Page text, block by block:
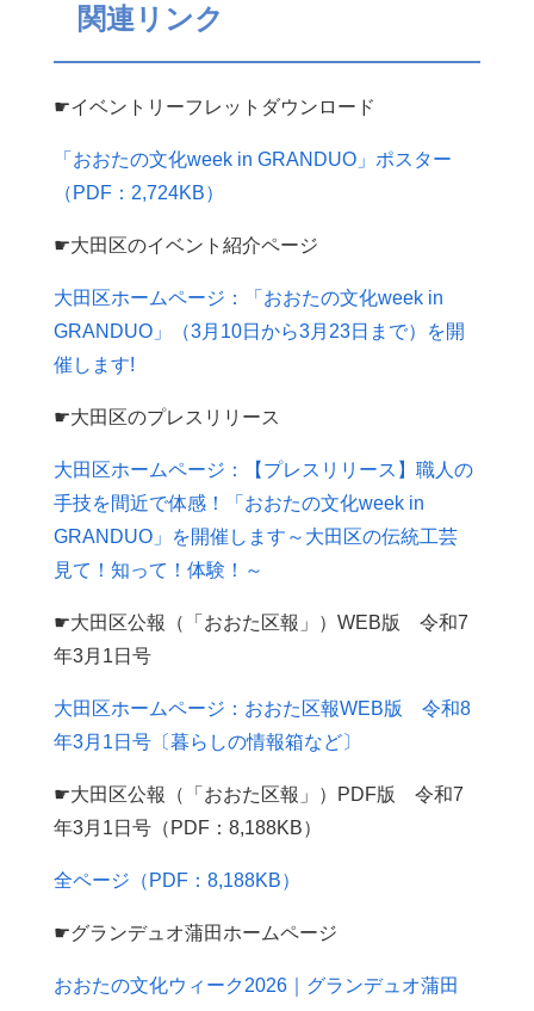
関連リンク
☛イベントリーフレットダウンロード
「おおたの文化week in GRANDUO」ポスター
（PDF：2,724KB）
☛大田区のイベント紹介ページ
大田区ホームページ：「おおたの文化week in
GRANDUO」（3月10日から3月23日まで）を開
催します!
☛大田区のプレスリリース
大田区ホームページ：【プレスリリース】職人の
手技を間近で体感！「おおたの文化week in
GRANDUO」を開催します～大田区の伝統工芸
見て！知って！体験！～
☛大田区公報（「おおた区報」）WEB版 令和7
年3月1日号
大田区ホームページ：おおた区報WEB版 令和8
年3月1日号〔暮らしの情報箱など〕
☛大田区公報（「おおた区報」）PDF版 令和7
年3月1日号（PDF：8,188KB）
全ページ（PDF：8,188KB）
☛グランデュオ蒲田ホームページ
おおたの文化ウィーク2026｜グランデュオ蒲田